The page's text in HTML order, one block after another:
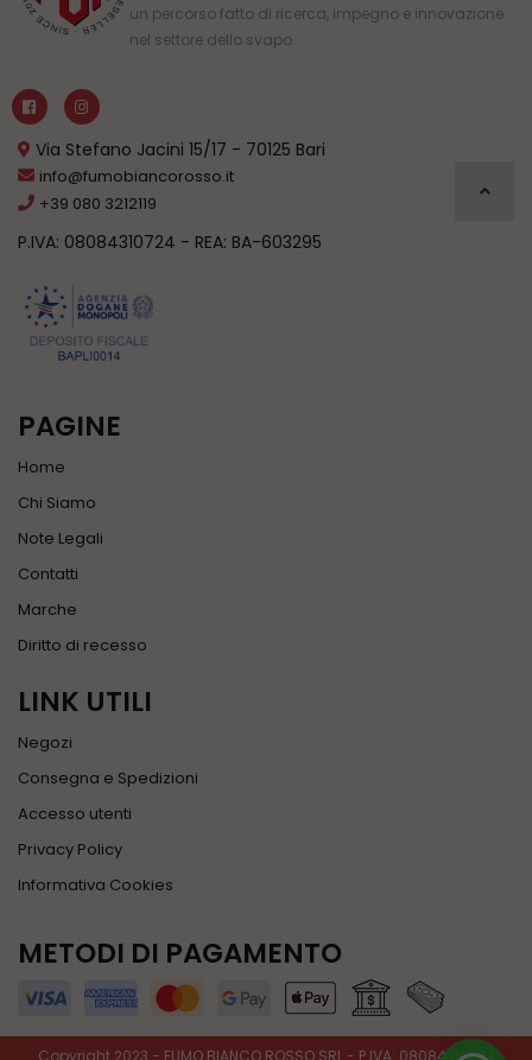
un percorso fatto di ricerca, impegno e innovazione
nel settore dello svapo.
Via Stefano Jacini 15/17 - 70125 Bari
info@fumobiancorosso.it
+39 080 3212119
P.IVA: 08084310724 - REA: BA-603295
PAGINE
Home
Chi Siamo
Note Legali
Contatti
Marche
Diritto di recesso
LINK UTILI
Negozi
Consegna e Spedizioni
Accesso utenti
Privacy Policy
Informativa Cookies
METODI DI PAGAMENTO
Copyright 2023 - FUMO BIANCO ROSSO SRL - P.IVA: 08084310724